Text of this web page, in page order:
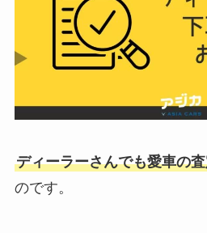
ディーラーさんでも愛車の
のです。